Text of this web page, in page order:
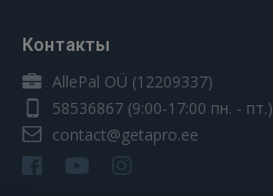
Контакты
AllePal OÜ (12209337)
58536867 (9:00-17:00 пн. - пт.)
contact@getapro.ee